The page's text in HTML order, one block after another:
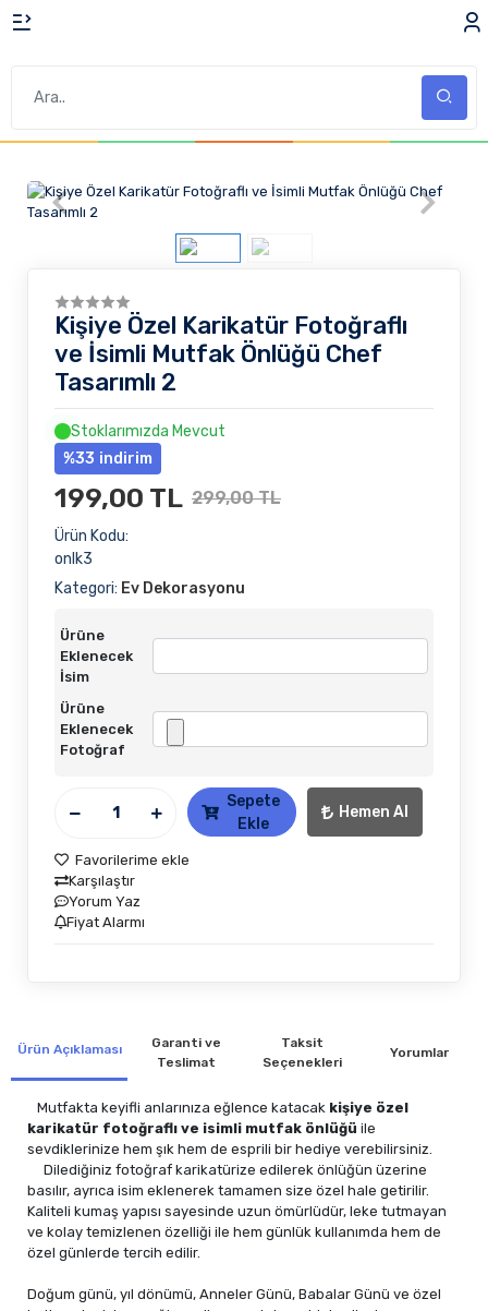
Kişiye Özel Karikatür Fotoğraflı
ve İsimli Mutfak Önlüğü Chef
Tasarımlı 2
Stoklarımızda Mevcut
%33 indirim
199,00 TL 299,00 TL
Ürün Kodu:
onlk3
Kategori: Ev Dekorasyonu
Ürüne
Eklenecek
İsim
Ürüne
Eklenecek
Fotoğraf
Sepete
Ekle
Hemen Al
Favorilerime ekle
Karşılaştır
Yorum Yaz
Fiyat Alarmı
Ürün Açıklaması
Garanti ve
Teslimat
Taksit
Seçenekleri
Yorumlar
Mutfakta keyifli anlarınıza eğlence katacak kişiye özel
karikatür fotoğraflı ve isimli mutfak önlüğü ile
sevdiklerinize hem şık hem de esprili bir hediye verebilirsiniz.
Dilediğiniz fotoğraf karikatürize edilerek önlüğün üzerine
basılır, ayrıca isim eklenerek tamamen size özel hale getirilir.
Kaliteli kumaş yapısı sayesinde uzun ömürlüdür, leke tutmayan
ve kolay temizlenen özelliği ile hem günlük kullanımda hem de
özel günlerde tercih edilir.
Doğum günü, yıl dönümü, Anneler Günü, Babalar Günü ve özel